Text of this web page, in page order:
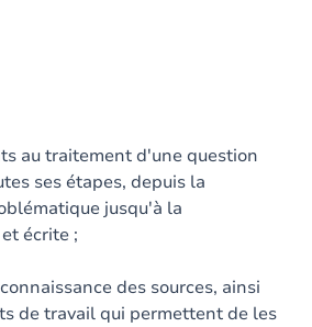
au traitement d'une question
ses étapes, depuis la
jusqu'à la
écrite ;
des sources, ainsi
de travail qui permettent de les